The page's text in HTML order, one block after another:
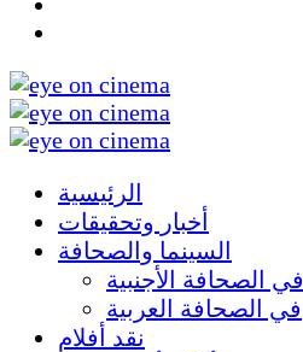
الرئيسية
أخبار وتحقيقات
السينما والصحافة
في الصحافة الأجنبية
في الصحافة العربية
نقد أفلام